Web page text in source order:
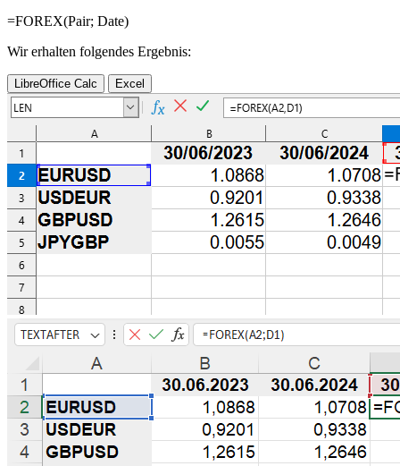
=FOREX(Pair; Date)
Wir erhalten folgendes Ergebnis:
LibreOffice Calc Excel